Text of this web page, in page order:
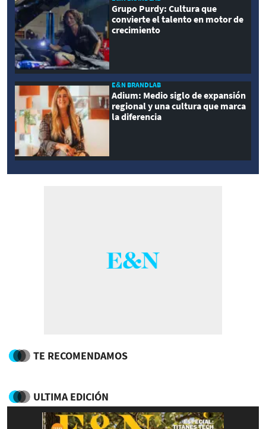
Grupo Purdy: Cultura que
convierte el talento en motor de
crecimiento
E&N BRANDLAB
Adium: Medio siglo de expansión
regional y una cultura que marca
la diferencia
TE RECOMENDAMOS
ULTIMA EDICIÓN